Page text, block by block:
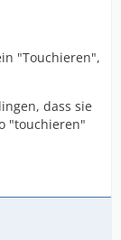
"Touchieren",
dass sie
"touchieren"